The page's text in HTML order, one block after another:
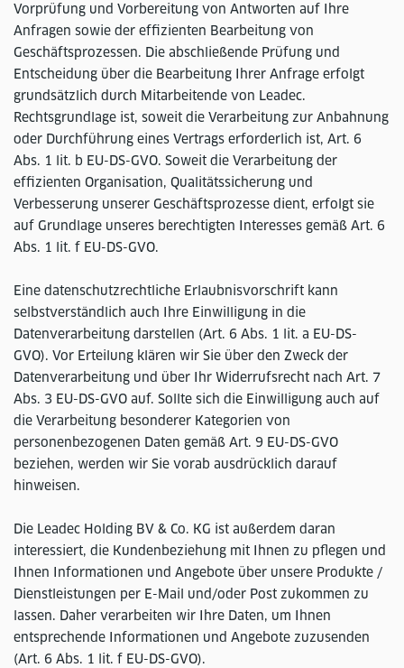
Vorprüfung und Vorbereitung von Antworten auf Ihre
Anfragen sowie der effizienten Bearbeitung von
Geschäftsprozessen. Die abschließende Prüfung und
Entscheidung über die Bearbeitung Ihrer Anfrage erfolgt
grundsätzlich durch Mitarbeitende von Leadec.
Rechtsgrundlage ist, soweit die Verarbeitung zur Anbahnung
oder Durchführung eines Vertrags erforderlich ist, Art. 6
Abs. 1 lit. b EU-DS-GVO. Soweit die Verarbeitung der
effizienten Organisation, Qualitätssicherung und
Verbesserung unserer Geschäftsprozesse dient, erfolgt sie
auf Grundlage unseres berechtigten Interesses gemäß Art. 6
Abs. 1 lit. f EU-DS-GVO.
Eine datenschutzrechtliche Erlaubnisvorschrift kann
selbstverständlich auch Ihre Einwilligung in die
Datenverarbeitung darstellen (Art. 6 Abs. 1 lit. a EU-DS-
GVO). Vor Erteilung klären wir Sie über den Zweck der
Datenverarbeitung und über Ihr Widerrufsrecht nach Art. 7
Abs. 3 EU-DS-GVO auf. Sollte sich die Einwilligung auch auf
die Verarbeitung besonderer Kategorien von
personenbezogenen Daten gemäß Art. 9 EU-DS-GVO
beziehen, werden wir Sie vorab ausdrücklich darauf
hinweisen.
Die Leadec Holding BV & Co. KG ist außerdem daran
interessiert, die Kundenbeziehung mit Ihnen zu pflegen und
Ihnen Informationen und Angebote über unsere Produkte /
Dienstleistungen per E-Mail und/oder Post zukommen zu
lassen. Daher verarbeiten wir Ihre Daten, um Ihnen
entsprechende Informationen und Angebote zuzusenden
(Art. 6 Abs. 1 lit. f EU-DS-GVO).